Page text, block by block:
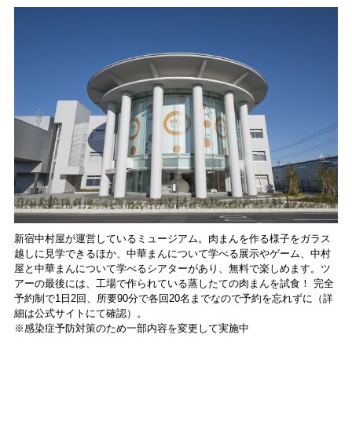
新宿中村屋が運営しているミュージアム。肉まんを作る様子をガラス
越しに見学できるほか、中華まんについて学べる展示やゲーム、中村
屋と中華まんについて学べるシアターがあり、無料で楽しめます。ツ
アーの最後には、工場で作られている蒸したての肉まんを試食！ 完全
予約制で1日2回、所要90分で各回20名までなので予約を忘れずに（詳
細は公式サイトにて確認）。
※感染症予防対策のため一部内容を変更して実施中